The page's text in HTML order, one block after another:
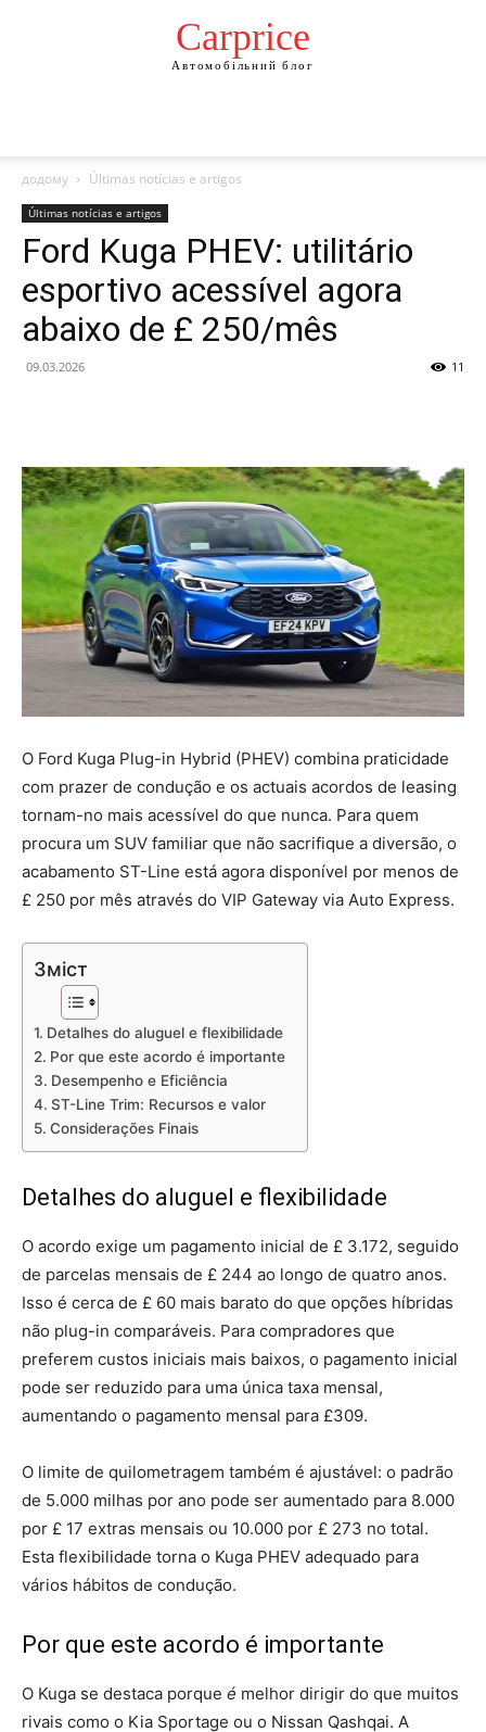
Сarprice
Автомобільний блог
додому Últimas notícias e artigos
Últimas notícias e artigos
Ford Kuga PHEV: utilitário
esportivo acessível agora
abaixo de £ 250/mês
09.03.2026 11
O Ford Kuga Plug-in Hybrid (PHEV) combina praticidade
com prazer de condução e os actuais acordos de leasing
tornam-no mais acessível do que nunca. Para quem
procura um SUV familiar que não sacrifique a diversão, o
acabamento ST-Line está agora disponível por menos de
£ 250 por mês através do VIP Gateway via Auto Express.
Зміст
Detalhes do aluguel e flexibilidade
Por que este acordo é importante
Desempenho e Eficiência
ST-Line Trim: Recursos e valor
Considerações Finais
Detalhes do aluguel e flexibilidade
O acordo exige um pagamento inicial de £ 3.172, seguido
de parcelas mensais de £ 244 ao longo de quatro anos.
Isso é cerca de £ 60 mais barato do que opções híbridas
não plug-in comparáveis. Para compradores que
preferem custos iniciais mais baixos, o pagamento inicial
pode ser reduzido para uma única taxa mensal,
aumentando o pagamento mensal para £309.
O limite de quilometragem também é ajustável: o padrão
de 5.000 milhas por ano pode ser aumentado para 8.000
por £ 17 extras mensais ou 10.000 por £ 273 no total.
Esta flexibilidade torna o Kuga PHEV adequado para
vários hábitos de condução.
Por que este acordo é importante
O Kuga se destaca porque é melhor dirigir do que muitos
rivais como o Kia Sportage ou o Nissan Qashqai. A